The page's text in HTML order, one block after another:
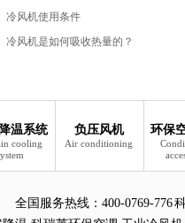
冷风机使用条件
冷风机是如何吸收热量的？
温系统
cooling
负压风机
Air conditioning
环保
全国服务热线： 400-0769-776